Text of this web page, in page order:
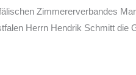
Zimmererverbandes
Herrn Hendrik Schmitt die